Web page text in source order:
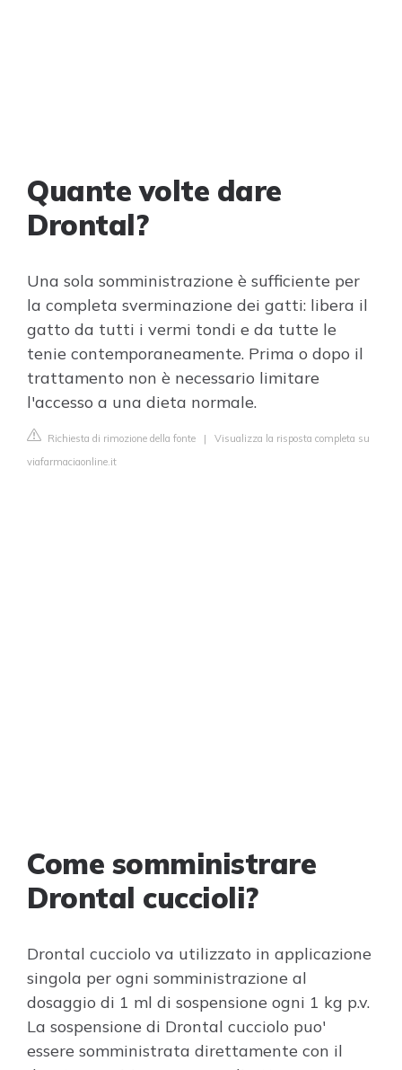
Quante volte dare
Drontal?
Una sola somministrazione è sufficiente per
la completa sverminazione dei gatti: libera il
gatto da tutti i vermi tondi e da tutte le
tenie contemporaneamente. Prima o dopo il
trattamento non è necessario limitare
l'accesso a una dieta normale.
Richiesta di rimozione della fonte | Visualizza la risposta completa su
viafarmaciaonline.it
Come somministrare
Drontal cuccioli?
Drontal cucciolo va utilizzato in applicazione
singola per ogni somministrazione al
dosaggio di 1 ml di sospensione ogni 1 kg p.v.
La sospensione di Drontal cucciolo puo'
essere somministrata direttamente con il